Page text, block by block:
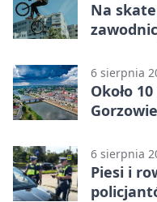
Na
6 sierpnia
Około
6 sierpnia
Piesi i